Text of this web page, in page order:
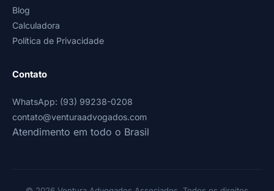
Blog
Calculadora
Política de Privacidade
Contato
WhatsApp: (93) 99238-0208
contato@venturaadvogados.com
Atendimento em todo o Brasil